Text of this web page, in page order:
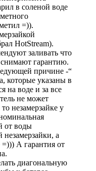
в соленой воде
=)).
HotStream).
заливать что
гарантию.
причине -“
которые указаны в
на воде и за все
не может
незамерзайке у
от воды
а
=))) А гарантия от
диагональную